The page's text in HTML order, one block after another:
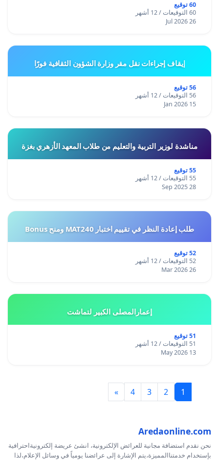
60 توقيع
60 التوقيعات / 12 أشهر
26 Jul 2026
إيقاف إجراءات نقل مقر وزارة الشؤون الثقافية فورًا
56 توقيع
56 التوقيعات / 12 أشهر
15 Jan 2026
مناشدة لوزير التربية والتعليم من طلاب المعهد الأزهري بغزة
55 توقيع
55 التوقيعات / 12 أشهر
28 Sep 2025
طلب إعادة النظر في تقييم اختبار MAT240 ومنح Bonus
52 توقيع
52 التوقيعات / 12 أشهر
26 Mar 2026
إعمارالمصلى الكبير لتماشت
51 توقيع
51 التوقيعات / 12 أشهر
13 May 2026
1
2
3
4
»
Aredaonline.com
نحن نقدم استضافة مجانية للعرائض الإلكترونية، انشئ عريضة إلكترونيةاحترافية
بإستخدام خدمتناالمميزة،يتم الإشارة إلى عرائضنا يومياً في وسائل الإعلام،لذا